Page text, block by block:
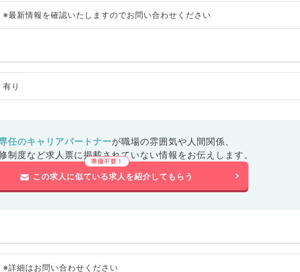
※最新情報を確認いたしますのでお問い合わせください
有り
任のキャリアパートナーが職場の雰囲気や人間関係、
制度など求人票に掲載されていない情報をお伝えします。
この求人に似ている求人を紹介してもらう
※詳細はお問い合わせください